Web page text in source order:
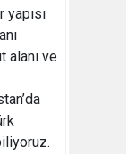
alanı ve